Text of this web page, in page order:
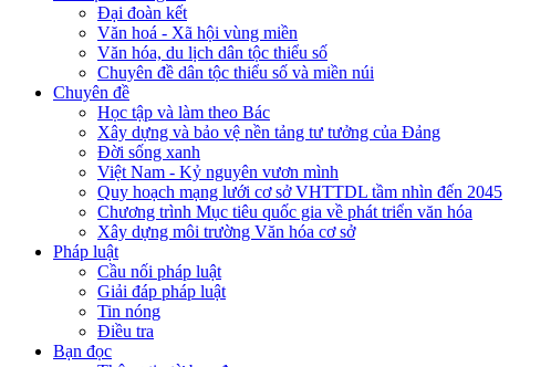
Đại đoàn kết
Văn hoá - Xã hội vùng miền
Văn hóa, du lịch dân tộc thiểu số
Chuyên đề dân tộc thiểu số và miền núi
Chuyên đề
Học tập và làm theo Bác
Xây dựng và bảo vệ nền tảng tư tưởng của Đảng
Đời sống xanh
Việt Nam - Kỷ nguyên vươn mình
Quy hoạch mạng lưới cơ sở VHTTDL tầm nhìn đến 2045
Chương trình Mục tiêu quốc gia về phát triển văn hóa
Xây dựng môi trường Văn hóa cơ sở
Pháp luật
Cầu nối pháp luật
Giải đáp pháp luật
Tin nóng
Điều tra
Bạn đọc